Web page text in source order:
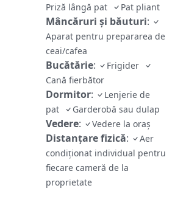
Priză lângă pat Pat pliant
Mâncăruri și băuturi:
Aparat pentru prepararea de
ceai/cafea
Bucătărie:
Frigider
Cană fierbător
Dormitor:
Lenjerie de
pat
Garderobă sau dulap
Vedere: Vedere la oraș
Distanțare fizică:
Aer
condiționat individual pentru
fiecare cameră de la
proprietate